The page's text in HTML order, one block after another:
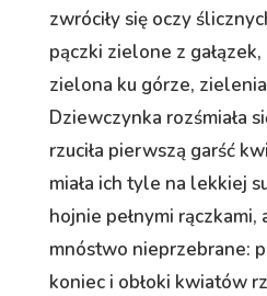
zwróciły się oczy
pączki zielone z
zielona ku górze,
Dziewczynka rozśmiała
rzuciła pierwszą garść
miała ich tyle na lekkiej
hojnie pełnymi rączkami,
mnóstwo nieprzebrane:
koniec i obłoki kwiatów